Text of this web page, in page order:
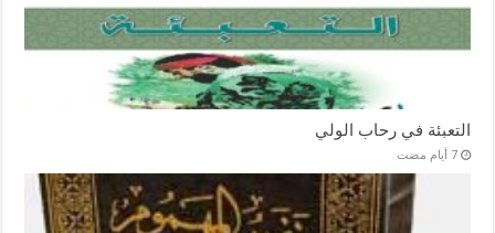
التعبئة في رحاب الولي
‏7 أيام مضت